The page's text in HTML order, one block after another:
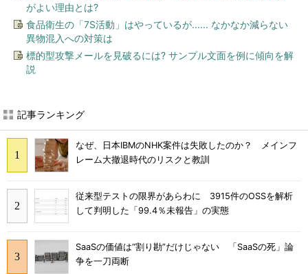
がよい理由とは?
食品衛生の「7S活動」はやっているが...... なかなか減らない
異物混入への対策は
標的型攻撃メールを見破るには? サンプル文面を例に傾向を解
説
記事ランキング
なぜ、日本IBMのNHK案件は失敗したのか？ メインフ
レーム大撤退時代のリスクと教訓
従来型テストの限界があらわに 3915件のOSSを解析
して判明した「99.4％未報告」の実態
SaaSの価値は“割り勘”だけじゃない 「SaaSの死」論
争を一刀両断